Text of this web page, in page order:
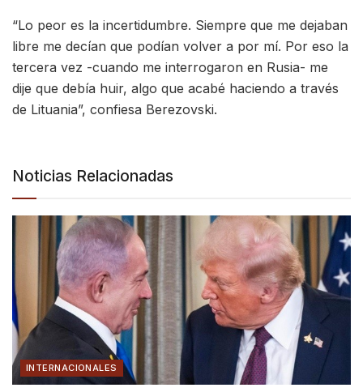
“Lo peor es la incertidumbre. Siempre que me dejaban
libre me decían que podían volver a por mí. Por eso la
tercera vez -cuando me interrogaron en Rusia- me
dije que debía huir, algo que acabé haciendo a través
de Lituania”, confiesa Berezovski.
Noticias Relacionadas
INTERNACIONALES